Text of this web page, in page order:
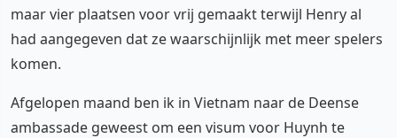
maar vier plaatsen voor vrij gemaakt terwijl Henry al
had aangegeven dat ze waarschijnlijk met meer spelers
komen.
Afgelopen maand ben ik in Vietnam naar de Deense
ambassade geweest om een visum voor Huynh te